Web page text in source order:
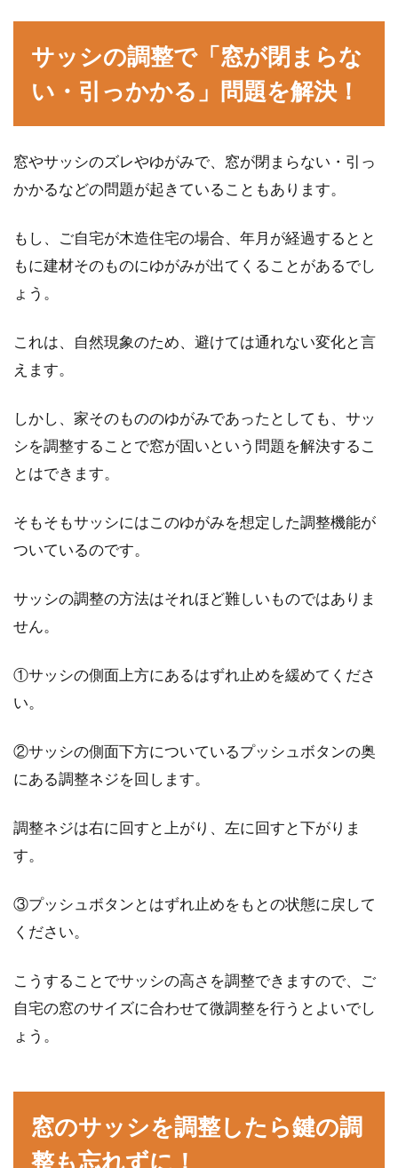
木造アパートは新築だったとしても
防音性が低いの？
に比較します...
窓に残ったシール跡を取りたい！身
近な物を使う簡単な取り方
そうとしたらシール跡が残って汚くなってしま
窓に防犯グッズをつけても換気がで
空き巣などによる侵入経路として選ばれる場所
サッシの調整で「窓が閉まらな
い・引っかかる」問題を解決！
窓やサッシのズレやゆがみで、窓が閉まらない・引っ
かかるなどの問題が起きていることもあります。
もし、ご自宅が木造住宅の場合、年月が経過するとと
もに建材そのものにゆがみが出てくることがあるでし
ょう。
これは、自然現象のため、避けては通れない変化と言
えます。
しかし、家そのもののゆがみであったとしても、サッ
シを調整することで窓が固いという問題を解決するこ
とはできます。
そもそもサッシにはこのゆがみを想定した調整機能が
ついているのです。
サッシの調整の方法はそれほど難しいものではありま
せん。
①サッシの側面上方にあるはずれ止めを緩めてくださ
い。
②サッシの側面下方についているプッシュボタンの奥
にある調整ネジを回します。
調整ネジは右に回すと上がり、左に回すと下がりま
す。
③プッシュボタンとはずれ止めをもとの状態に戻して
ください。
こうすることでサッシの高さを調整できますので、ご
自宅の窓のサイズに合わせて微調整を行うとよいでし
ょう。
窓のサッシを調整したら鍵の調
整も忘れずに！